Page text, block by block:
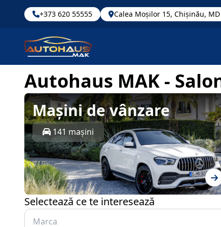
+373 620 55555 Calea Moșilor 15, Chișinău, MD
Autohaus MAK -
Mașini de vânzare
141 mașini
Selectează ce te interesează